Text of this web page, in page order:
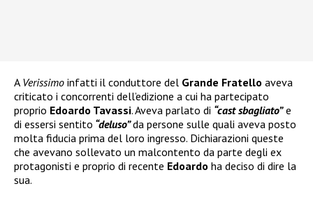
A Verissimo infatti il conduttore del Grande Fratello aveva
criticato i concorrenti dell’edizione a cui ha partecipato
proprio Edoardo Tavassi. Aveva parlato di “cast sbagliato”e
di essersi sentito “deluso”da persone sulle quali aveva posto
molta fiducia prima del loro ingresso. Dichiarazioni queste
che avevano sollevato un malcontento da parte degli ex
protagonisti e proprio di recente Edoardo ha deciso di dire la
sua.